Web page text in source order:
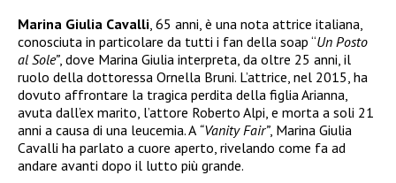
Marina Giulia Cavalli, 65 anni, è una nota attrice italiana,
conosciuta in particolare da tutti i fan della soap “Un Posto
al Sole”, dove Marina Giulia interpreta, da oltre 25 anni, il
ruolo della dottoressa Ornella Bruni. L’attrice, nel 2015, ha
dovuto affrontare la tragica perdita della figlia Arianna,
avuta dall’ex marito, l’attore Roberto Alpi, e morta a soli 21
anni a causa di una leucemia. A “Vanity Fair”, Marina Giulia
Cavalli ha parlato a cuore aperto, rivelando come fa ad
andare avanti dopo il lutto più grande.